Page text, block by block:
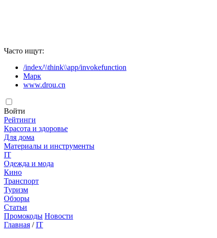
Часто ищут:
/index/\\think\\app/invokefunction
Марк
www.drou.cn
Войти
Рейтинги
Красота и здоровье
Для дома
Материалы и инструменты
IT
Одежда и мода
Кино
Транспорт
Туризм
Обзоры
Статьи
Промокоды Новости
Главная /IT